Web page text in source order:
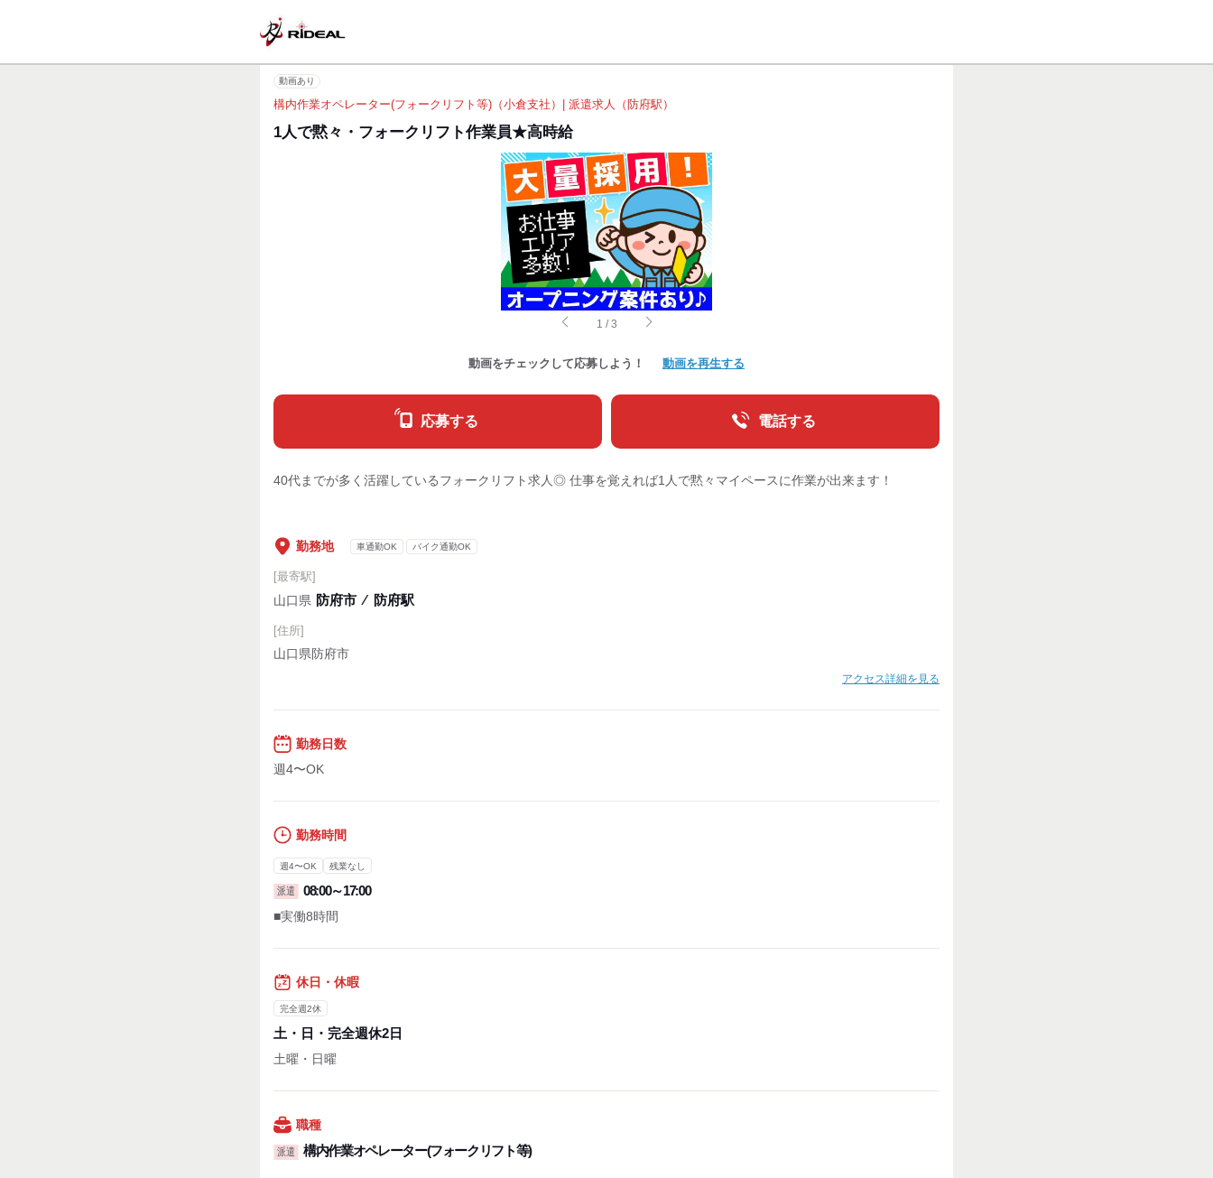
動画あり
構内作業オペレーター(フォークリフト等)（小倉支社）| 派遣求人（防府駅）
1人で黙々・フォークリフト作業員★高時給
1 /3
動画をチェックして応募しよう！ 動画を再生する
応募する 電話する
40代までが多く活躍しているフォークリフト求人◎ 仕事を覚えれば1人で黙々マイペースに作業が出来ます！
勤務地 車通勤OK バイク通勤OK
[最寄駅]
山口県 防府市 ⁄ 防府駅
[住所]
山口県防府市
アクセス詳細を見る
勤務日数
週4〜OK
勤務時間
週4〜OK 残業なし
派遣 08:00～17:00
■実働8時間
休日・休暇
完全週2休
土・日・完全週休2日
土曜・日曜
職種
派遣 構内作業オペレーター(フォークリフト等)